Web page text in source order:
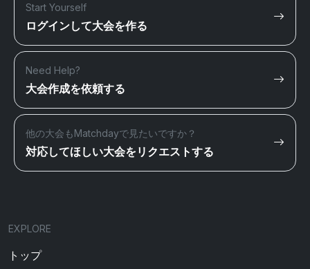
Start Yourself
ログインして大会を作る
Need Help?
大会作成を依頼する
他の大会もMatchdayで見たいですか？
対応してほしい大会をリクエストする
EXPLORE
トップ